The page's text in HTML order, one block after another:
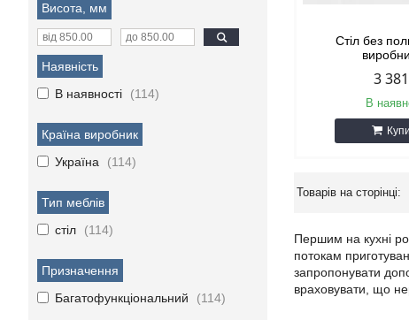
Стіл без
3
В
Першим на кухні
потокам
запропонувати
враховувати, що
Висота, мм
Наявність
В наявності
114
Країна виробник
Україна
114
Тип меблів
стіл
114
Призначення
Багатофункціональний
114